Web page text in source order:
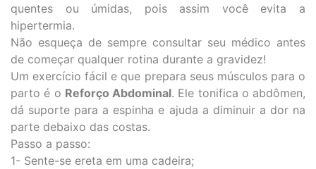
quentes ou úmidas, pois assim você evita a
hipertermia.
Não esqueça de sempre consultar seu médico antes
de começar qualquer rotina durante a gravidez!
Um exercício fácil e que prepara seus músculos para o
parto é o Reforço Abdominal. Ele tonifica o abdômen,
dá suporte para a espinha e ajuda a diminuir a dor na
parte debaixo das costas.
Passo a passo:
1- Sente-se ereta em uma cadeira;